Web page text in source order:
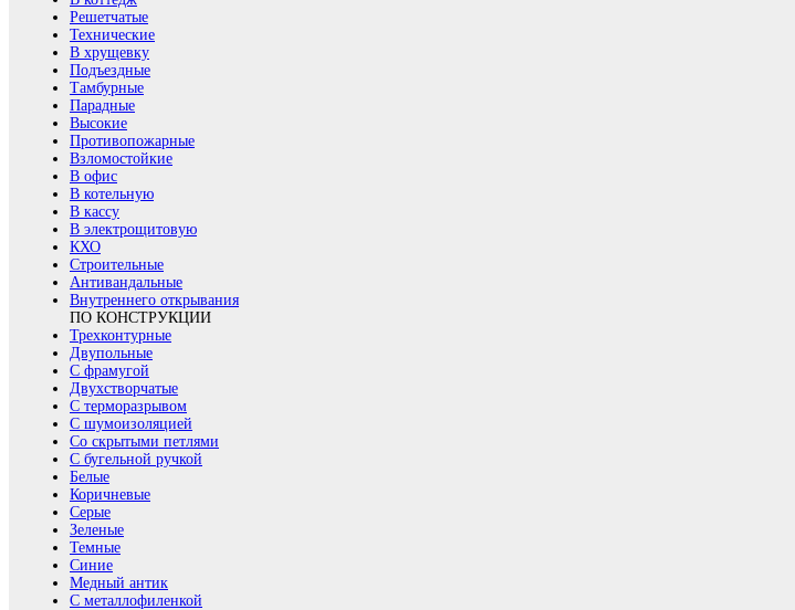
Решетчатые
Технические
В хрущевку
Подъездные
Тамбурные
Парадные
Высокие
Противопожарные
Взломостойкие
В офис
В котельную
В кассу
В электрощитовую
КХО
Строительные
Антивандальные
Внутреннего открывания
ПО КОНСТРУКЦИИ
Трехконтурные
Двупольные
С фрамугой
Двухстворчатые
С терморазрывом
С шумоизоляцией
Со скрытыми петлями
С бугельной ручкой
Белые
Коричневые
Серые
Зеленые
Темные
Синие
Медный антик
С металлофиленкой